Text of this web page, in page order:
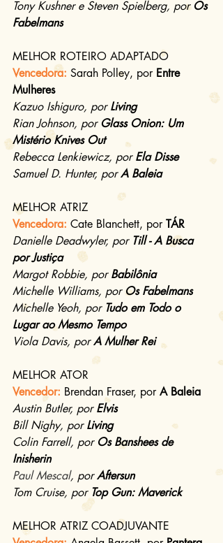
Tony Kushner e Steven Spielberg, por Os
Fabelmans
MELHOR ROTEIRO ADAPTADO
Vencedora: Sarah Polley, por Entre
Mulheres
Kazuo Ishiguro, por Living
Rian Johnson, por Glass Onion: Um
Mistério Knives Out
Rebecca Lenkiewicz, por Ela Disse
Samuel D. Hunter, por A Baleia
MELHOR ATRIZ
Vencedora: Cate Blanchett, por TÁR
Danielle Deadwyler, por Till - A Busca
por Justiça
Margot Robbie, por Babilônia
Michelle Williams, por Os Fabelmans
Michelle Yeoh, por Tudo em Todo o
Lugar ao Mesmo Tempo
Viola Davis, por A Mulher Rei
MELHOR ATOR
Vencedor: Brendan Fraser, por A Baleia
Austin Butler, por Elvis
Bill Nighy, por Living
Colin Farrell, por Os Banshees de
Inisherin
Paul Mescal, por Aftersun
Tom Cruise, por Top Gun: Maverick
MELHOR ATRIZ COADJUVANTE